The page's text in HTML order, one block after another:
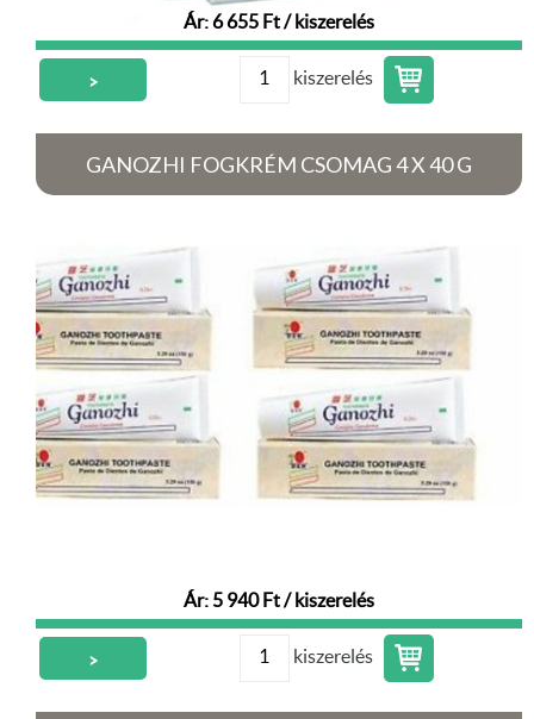
Ár: 6 655 Ft / kiszerelés
> kiszerelés
GANOZHI FOGKRÉM CSOMAG 4 X 40 G
Ár: 5 940 Ft / kiszerelés
> kiszerelés